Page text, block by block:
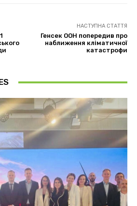
НАСТУПНА СТАТТЯ
Генсек ООН попередив про
наближення кліматичної
катастрофи